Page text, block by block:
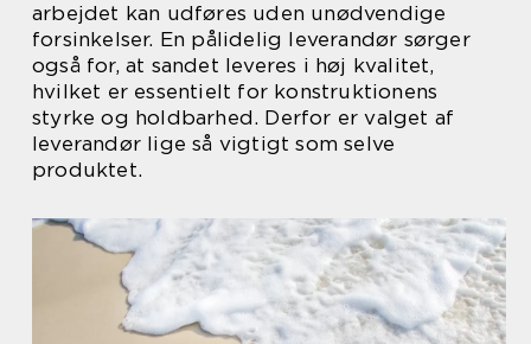
arbejdet kan udføres uden unødvendige
forsinkelser. En pålidelig leverandør sørger
også for, at sandet leveres i høj kvalitet,
hvilket er essentielt for konstruktionens
styrke og holdbarhed. Derfor er valget af
leverandør lige så vigtigt som selve
produktet.